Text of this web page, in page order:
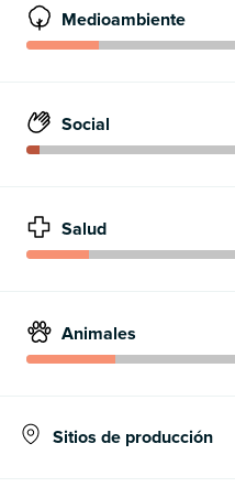
Medioambiente
Social
Salud
Animales
Sitios de producción